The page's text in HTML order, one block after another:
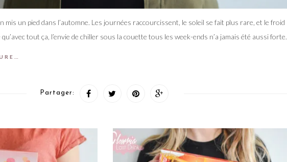
mis un pied dans l’automne. Les journées raccourcissent, le soleil se fait plus rare, et le froid
tout ça, l’envie de chiller sous la couette tous les week-ends n’a jamais été aussi forte.
Partager: